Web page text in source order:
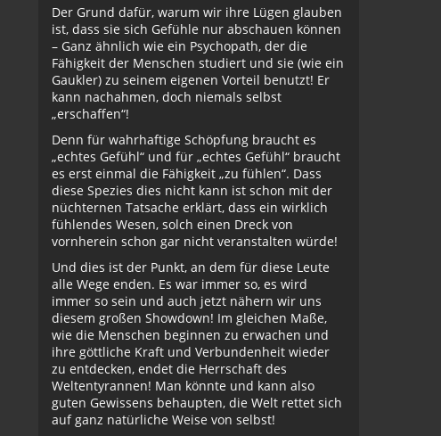
Der Grund dafür, warum wir ihre Lügen glauben
ist, dass sie sich Gefühle nur abschauen können
– Ganz ähnlich wie ein Psychopath, der die
Fähigkeit der Menschen studiert und sie (wie ein
Gaukler) zu seinem eigenen Vorteil benutzt! Er
kann nachahmen, doch niemals selbst
„erschaffen“!
Denn für wahrhaftige Schöpfung braucht es
„echtes Gefühl“ und für „echtes Gefühl“ braucht
es erst einmal die Fähigkeit „zu fühlen“. Dass
diese Spezies dies nicht kann ist schon mit der
nüchternen Tatsache erklärt, dass ein wirklich
fühlendes Wesen, solch einen Dreck von
vornherein schon gar nicht veranstalten würde!
Und dies ist der Punkt, an dem für diese Leute
alle Wege enden. Es war immer so, es wird
immer so sein und auch jetzt nähern wir uns
diesem großen Showdown! Im gleichen Maße,
wie die Menschen beginnen zu erwachen und
ihre göttliche Kraft und Verbundenheit wieder
zu entdecken, endet die Herrschaft des
Weltentyrannen! Man könnte und kann also
guten Gewissens behaupten, die Welt rettet sich
auf ganz natürliche Weise von selbst!